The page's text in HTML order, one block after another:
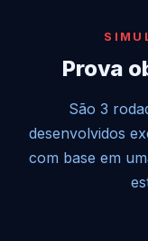
Prova
São 3
desenvolvidos
com base em